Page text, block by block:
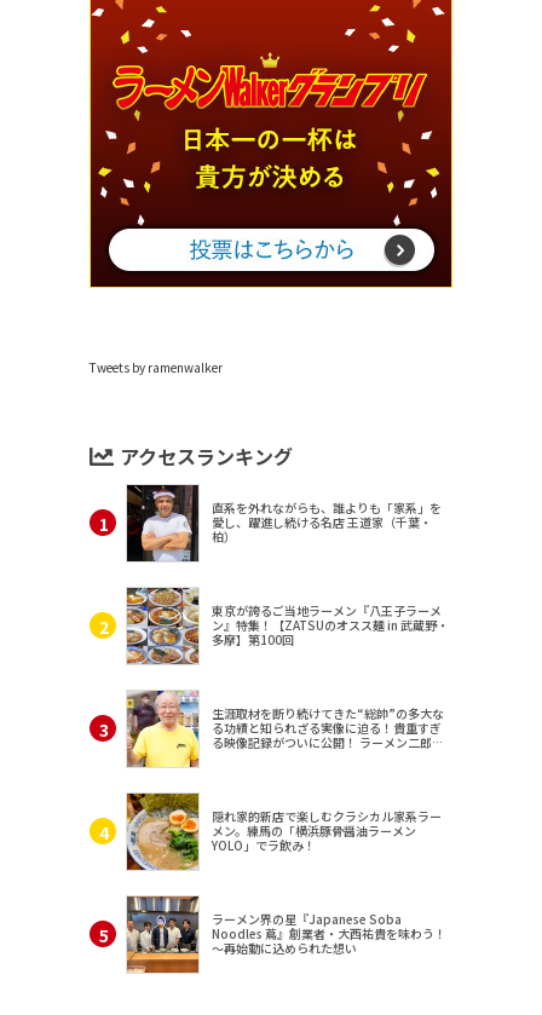
Tweets by ramenwalker
アクセスランキング
直系を外れながらも、誰よりも「家系」を
愛し、躍進し続ける名店 王道家（千葉・
柏）
東京が誇るご当地ラーメン『八王子ラーメ
ン』特集！【ZATSUのオスス麺 in 武蔵野・
多摩】第100回
生涯取材を断り続けてきた“総帥”の多大な
る功績と知られざる実像に迫る！貴重すぎ
る映像記録がついに公開！ ラーメン二郎
隠れ家的新店で楽しむクラシカル家系ラー
メン。練馬の「横浜豚骨醤油ラーメン
YOLO」でラ飲み！
ラーメン界の星『Japanese Soba
Noodles 蔦』創業者・大西祐貴を味わう！
～再始動に込められた想い